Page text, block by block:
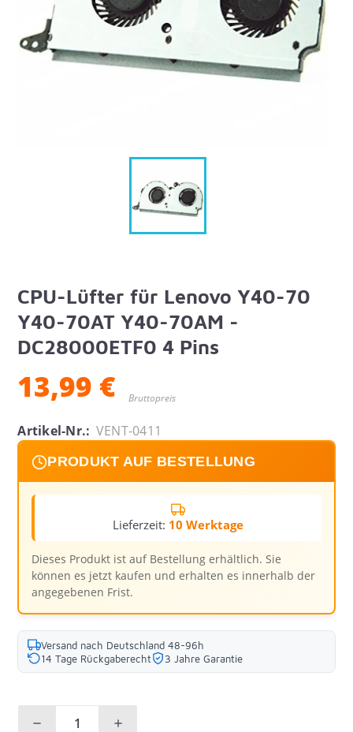
CPU-Lüfter für Lenovo Y40-70
Y40-70AT Y40-70AM -
DC28000ETF0 4 Pins
13,99 € Bruttopreis
Artikel-Nr.: VENT-0411
PRODUKT AUF BESTELLUNG
Lieferzeit: 10 Werktage
Dieses Produkt ist auf Bestellung erhältlich. Sie
können es jetzt kaufen und erhalten es innerhalb der
angegebenen Frist.
Versand nach Deutschland 48-96h
14 Tage Rückgaberecht
3 Jahre Garantie